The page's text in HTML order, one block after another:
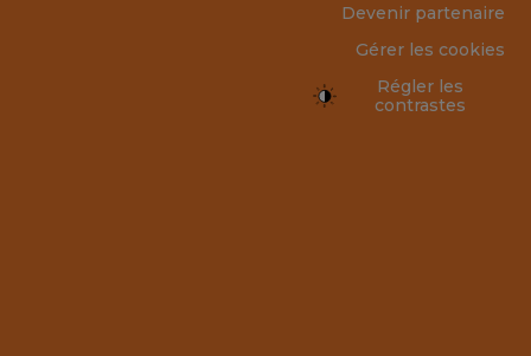
Devenir partenaire
Gérer les cookies
Régler les
contrastes